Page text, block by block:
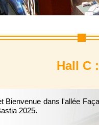
Hall C
Bienvenue dans l'allée
2025.